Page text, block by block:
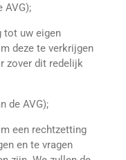
AVG);
tot uw eigen
deze te verkrijgen
zover dit redelijk
de AVG);
een rechtzetting
en te vragen